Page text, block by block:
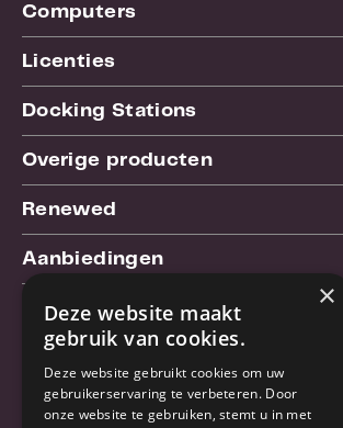
Computers
Licenties
Docking Stations
Overige producten
Renewed
Aanbiedingen
Blog
Klantenservice
×
Deze website maakt
gebruik van cookies.
Deze website gebruikt cookies om uw
gebruikerservaring te verbeteren. Door
onze website te gebruiken, stemt u in met